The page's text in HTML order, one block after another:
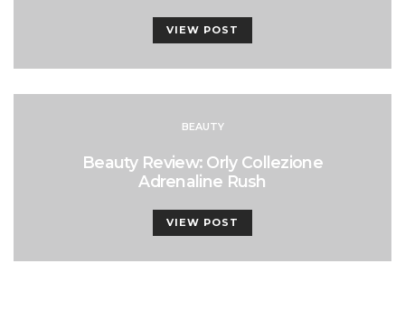
VIEW POST
BEAUTY
Beauty Review: Orly Collezione
Adrenaline Rush
VIEW POST